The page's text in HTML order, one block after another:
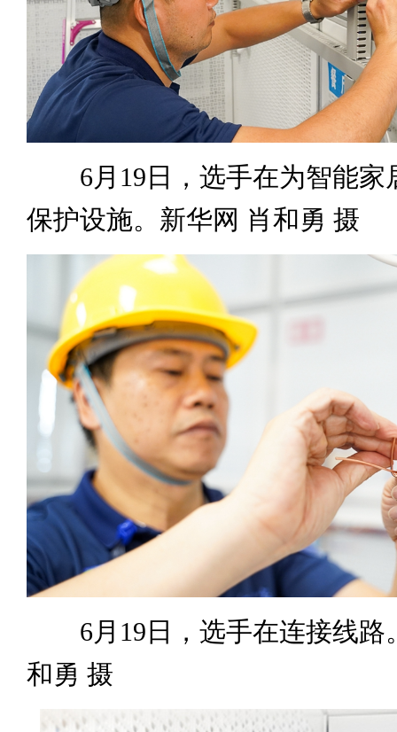
6月19日，选手在为智能家
保护设施。新华网 肖和勇 摄
6月19日，选手在连接线路
和勇 摄